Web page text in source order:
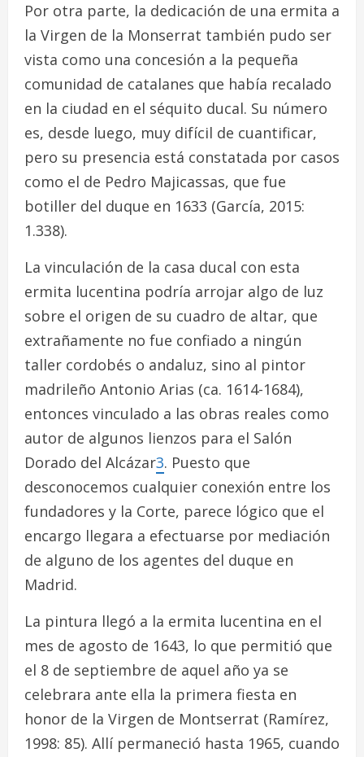
Por otra parte, la dedicación de una ermita a
la Virgen de la Monserrat también pudo ser
vista como una concesión a la pequeña
comunidad de catalanes que había recalado
en la ciudad en el séquito ducal. Su número
es, desde luego, muy difícil de cuantificar,
pero su presencia está constatada por casos
como el de Pedro Majicassas, que fue
botiller del duque en 1633 (García, 2015:
1.338).
La vinculación de la casa ducal con esta
ermita lucentina podría arrojar algo de luz
sobre el origen de su cuadro de altar, que
extrañamente no fue confiado a ningún
taller cordobés o andaluz, sino al pintor
madrileño Antonio Arias (ca. 1614-1684),
entonces vinculado a las obras reales como
autor de algunos lienzos para el Salón
Dorado del Alcázar3. Puesto que
desconocemos cualquier conexión entre los
fundadores y la Corte, parece lógico que el
encargo llegara a efectuarse por mediación
de alguno de los agentes del duque en
Madrid.
La pintura llegó a la ermita lucentina en el
mes de agosto de 1643, lo que permitió que
el 8 de septiembre de aquel año ya se
celebrara ante ella la primera fiesta en
honor de la Virgen de Montserrat (Ramírez,
1998: 85). Allí permaneció hasta 1965, cuando